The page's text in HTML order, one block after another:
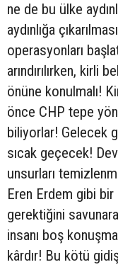
ne de bu ülke
aydınlığa
operasyonları
arındırılırken, kirli
önüne konulmalı!
önce CHP tepe
biliyorlar! Gelecek
sıcak geçecek!
unsurları
Eren Erdem gibi
gerektiğini
insanı boş
kârdır! Bu kötü